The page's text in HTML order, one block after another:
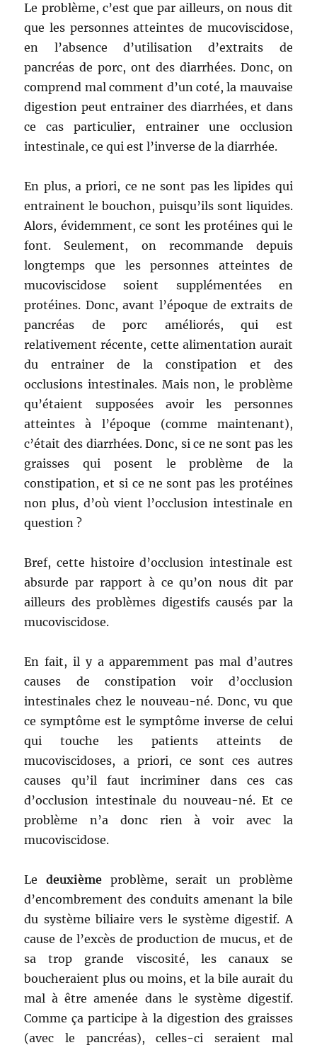
Le problème, c’est que par ailleurs, on nous dit
que les personnes atteintes de mucoviscidose,
en l’absence d’utilisation d’extraits de
pancréas de porc, ont des diarrhées. Donc, on
comprend mal comment d’un coté, la mauvaise
digestion peut entrainer des diarrhées, et dans
ce cas particulier, entrainer une occlusion
intestinale, ce qui est l’inverse de la diarrhée.
En plus, a priori, ce ne sont pas les lipides qui
entrainent le bouchon, puisqu’ils sont liquides.
Alors, évidemment, ce sont les protéines qui le
font. Seulement, on recommande depuis
longtemps que les personnes atteintes de
mucoviscidose soient supplémentées en
protéines. Donc, avant l’époque de extraits de
pancréas de porc améliorés, qui est
relativement récente, cette alimentation aurait
du entrainer de la constipation et des
occlusions intestinales. Mais non, le problème
qu’étaient supposées avoir les personnes
atteintes à l’époque (comme maintenant),
c’était des diarrhées. Donc, si ce ne sont pas les
graisses qui posent le problème de la
constipation, et si ce ne sont pas les protéines
non plus, d’où vient l’occlusion intestinale en
question ?
Bref, cette histoire d’occlusion intestinale est
absurde par rapport à ce qu’on nous dit par
ailleurs des problèmes digestifs causés par la
mucoviscidose.
En fait, il y a apparemment pas mal d’autres
causes de constipation voir d’occlusion
intestinales chez le nouveau-né. Donc, vu que
ce symptôme est le symptôme inverse de celui
qui touche les patients atteints de
mucoviscidoses, a priori, ce sont ces autres
causes qu’il faut incriminer dans ces cas
d’occlusion intestinale du nouveau-né. Et ce
problème n’a donc rien à voir avec la
mucoviscidose.
Ledeuxième problème, serait un problème
d’encombrement des conduits amenant la bile
du système biliaire vers le système digestif. A
cause de l’excès de production de mucus, et de
sa trop grande viscosité, les canaux se
boucheraient plus ou moins, et la bile aurait du
mal à être amenée dans le système digestif.
Comme ça participe à la digestion des graisses
(avec le pancréas), celles-ci seraient mal